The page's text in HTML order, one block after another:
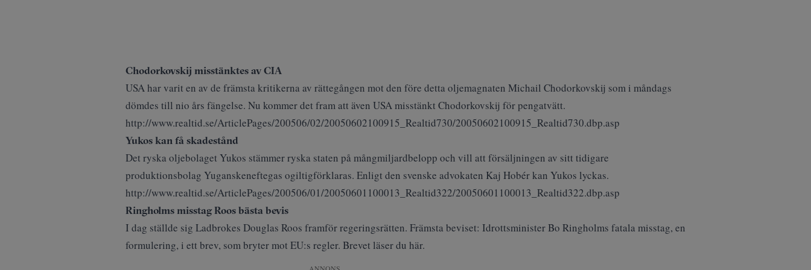
Chodorkovskij misstänktes av CIA
USA har varit en av de främsta kritikerna av rättegången mot den före detta oljemagnaten Michail Chodorkovskij som i måndags
dömdes till nio års fängelse. Nu kommer det fram att även USA misstänkt Chodorkovskij för pengatvätt.
http://www.realtid.se/ArticlePages/200506/02/20050602100915_Realtid730/20050602100915_Realtid730.dbp.asp
Yukos kan få skadestånd
Det ryska oljebolaget Yukos stämmer ryska staten på mångmiljardbelopp och vill att försäljningen av sitt tidigare
produktionsbolag Yuganskeneftegas ogiltigförklaras. Enligt den svenske advokaten Kaj Hobér kan Yukos lyckas.
http://www.realtid.se/ArticlePages/200506/01/20050601100013_Realtid322/20050601100013_Realtid322.dbp.asp
Ringholms misstag Roos bästa bevis
I dag ställde sig Ladbrokes Douglas Roos framför regeringsrätten. Främsta beviset: Idrottsminister Bo Ringholms fatala misstag, en
formulering, i ett brev, som bryter mot EU:s regler. Brevet läser du här.